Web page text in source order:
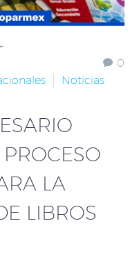
0
Noticias
LA
LIBROS